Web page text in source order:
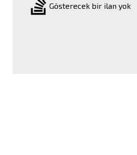
Gösterecek bir ilan yok